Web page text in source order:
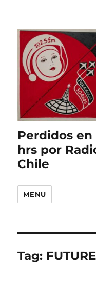
Perdidos en
hrs por
Chile
MENU
Tag: